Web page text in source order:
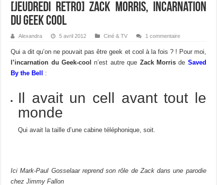
[JEUdredi retro] Zack Morris, incarnation
du geek cool
Alexandra 5 avril 2012 Ciné & TV 1 commentaire
Qui a dit qu’on ne pouvait pas être geek et cool à la fois ? ! Pour moi,
l’incarnation du Geek-cool n’est autre que Zack Morrisde Saved
By the Bell
:
Il avait un cell avant tout le
monde
Qui avait la taille d’une cabine téléphonique, soit.
Ici Mark-Paul Gosselaar reprend son rôle de Zack dans une parodie
chez Jimmy Fallon